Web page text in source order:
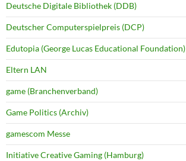
Deutsche Digitale Bibliothek (DDB)
Deutscher Computerspielpreis (DCP)
Edutopia (George Lucas Educational Foundation)
Eltern LAN
game (Branchenverband)
Game Politics (Archiv)
gamescom Messe
Initiative Creative Gaming (Hamburg)